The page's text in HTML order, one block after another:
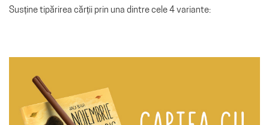
Susține tipărirea cărții prin una dintre cele 4 variante: